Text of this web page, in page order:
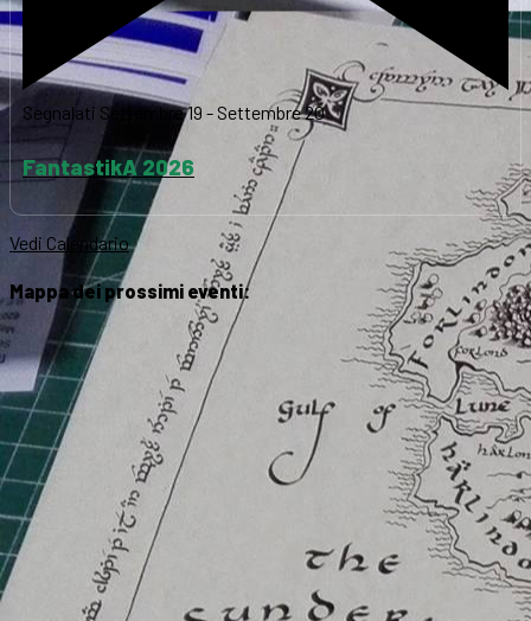
Segnalati Settembre 19 - Settembre 20
FantastikA 2026
Vedi Calendario
Mappa dei prossimi eventi: